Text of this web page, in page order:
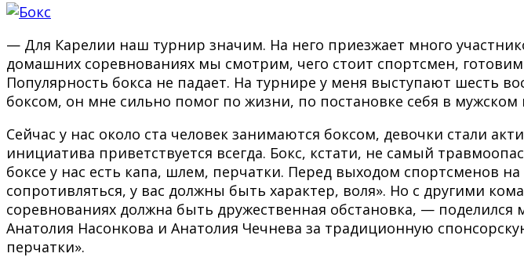
— Для Карелии наш турнир значим. На него приезжает много
домашних соревнованиях мы смотрим, чего стоит спортсмен,
Популярность бокса не падает. На турнире у меня выступают шесть
боксом, он мне сильно помог по жизни, по постановке себя в мужском
Сейчас у нас около ста человек занимаются боксом, девочки стали
инициатива приветствуется всегда. Бокс, кстати, не самый
боксе у нас есть капа, шлем, перчатки. Перед выходом спортсменов
сопротивляться, у вас должны быть характер, воля». Но с другими
соревнованиях должна быть дружественная обстановка, —
Анатолия Насонкова и Анатолия Чечнева за традиционную
перчатки».